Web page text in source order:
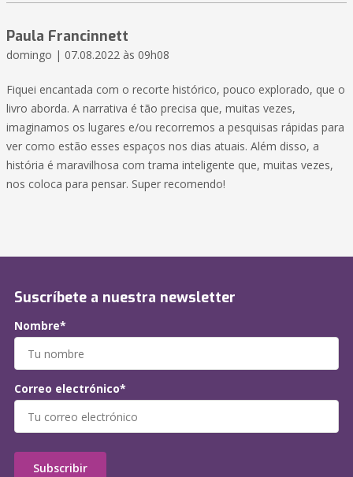
Paula Francinnett
domingo | 07.08.2022 às 09h08
Fiquei encantada com o recorte histórico, pouco explorado, que o
livro aborda. A narrativa é tão precisa que, muitas vezes,
imaginamos os lugares e/ou recorremos a pesquisas rápidas para
ver como estão esses espaços nos dias atuais. Além disso, a
história é maravilhosa com trama inteligente que, muitas vezes,
nos coloca para pensar. Super recomendo!
Suscríbete a nuestra newsletter
Nombre*
Correo electrónico*
Subscribir